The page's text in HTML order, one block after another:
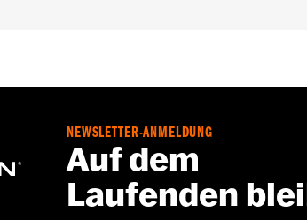
NEWSLETTER-ANMELDUNG
Auf dem
Laufenden